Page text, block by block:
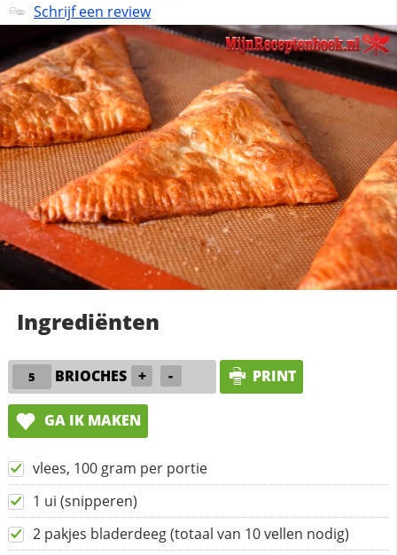
Schrijf een review
Ingrediënten
BRIOCHES + - PRINT
GA IK MAKEN
vlees, 100 gram per portie
1 ui (snipperen)
2 pakjes bladerdeeg (totaal van 10 vellen nodig)